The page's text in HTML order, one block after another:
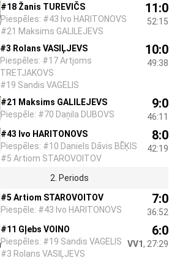
#18 Žanis TUREVIČS
Piespēles: #43 Ivo HARITONOVS
#21 Maksims GALILEJEVS
11:0
52:15
#3 Rolans VASIĻJEVS
Piespēles: #17 Artjoms
TRETJAKOVS
#19 Sandis VAGELIS
10:0
49:38
#21 Maksims GALILEJEVS
Piespēle: #70 Daņila DUBOVS
9:0
46:11
#43 Ivo HARITONOVS
Piespēles: #10 Daniels Dāvis BĒĶIS
#5 Artiom STAROVOITOV
8:0
42:19
2. Periods
#5 Artiom STAROVOITOV
Piespēle: #43 Ivo HARITONOVS
7:0
36:52
#11 Gļebs VOINO
Piespēles: #19 Sandis VAGELIS
#3 Rolans VASIĻJEVS
6:0
VV1, 27:29